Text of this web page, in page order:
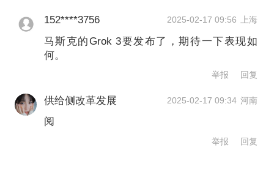
马斯克最新透露，Grok 3大模型将于太
平洋时间周一晚上8点发布，并称Grok 3
的表现超越了已发布的所有产品。是不
AI搜索“老大哥”Perplexity最新推出免费
的Deep Research，能够快速生成深度
152****3756 2025-02-17 09:56 上海
马斯克的Grok 3要发布了，期待一下表现如
何。
举报 回复
供给侧改革发展 2025-02-17 09:34 河南
阅
举报 回复